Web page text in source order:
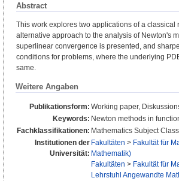
Abstract
This work explores two applications of a
alternative approach to the analysis of Newton's
superlinear convergence is presented, and
conditions for problems, where the underlying
same.
Weitere Angaben
Publikationsform: Working paper,
Keywords: Newton methods in
Fachklassifikationen: Mathematics Subject
Institutionen der
Universität:
Fakultäten > Fakultät für
Mathematik)
Fakultäten > Fakultät für
Lehrstuhl Angewandte